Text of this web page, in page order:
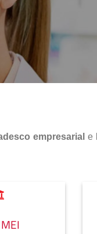
empresarial e